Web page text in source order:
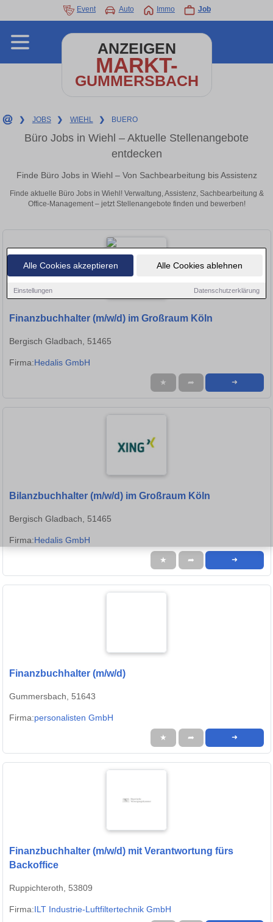
Alle Cookies akzeptieren Alle Cookies ablehnen
Einstellungen Datenschutzerklärung
Event Auto Immo Job
ANZEIGEN
MARKT-
GUMMERSBACH
❯ JOBS ❯ WIEHL ❯ BUERO
Büro Jobs in Wiehl – Aktuelle Stellenangebote
entdecken
Finde Büro Jobs in Wiehl – Von Sachbearbeitung bis Assistenz
Finde aktuelle Büro Jobs in Wiehl! Verwaltung, Assistenz, Sachbearbeitung &
Office-Management – jetzt Stellenangebote finden und bewerben!
Finanzbuchhalter (m/w/d) im Großraum Köln
Bergisch Gladbach, 51465
Firma:Hedalis GmbH
★ ➦ ➜
Bilanzbuchhalter (m/w/d) im Großraum Köln
Bergisch Gladbach, 51465
Firma:Hedalis GmbH
★ ➦ ➜
Finanzbuchhalter (m/w/d)
Gummersbach, 51643
Firma:personalisten GmbH
★ ➦ ➜
Finanzbuchhalter (m/w/d) mit Verantwortung fürs
Backoffice
Ruppichteroth, 53809
Firma:ILT Industrie-Luftfiltertechnik GmbH